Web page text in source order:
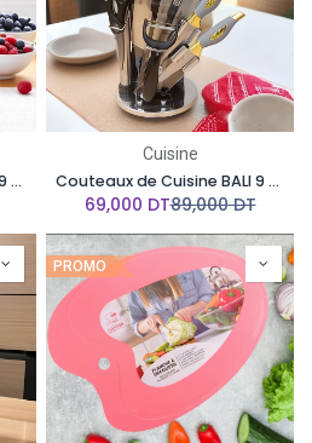
Couteaux de Cuisine BALI 9 Pièces avec Poignée en Noir et Doré
Cuisine
Couteaux de Cuisine BALI 9 Pièces avec Poignée en Gris et Doré
69,000 DT89,000DT
PROMO